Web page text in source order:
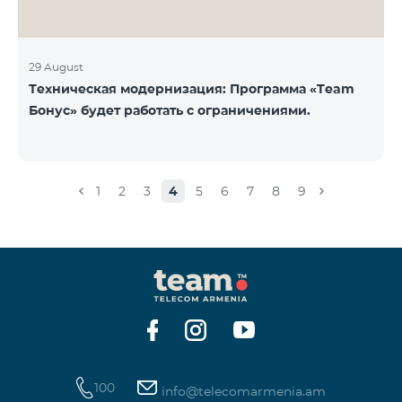
29 August
Техническая модернизация: Программа «Team
Бонус» будет работать с ограничениями.
1 2 3 4 5 6 7 8 9
100 info@telecomarmenia.am